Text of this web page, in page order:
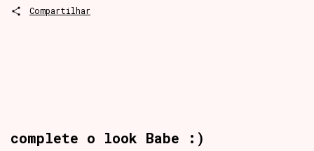
Compartilhar
complete o look Babe :)